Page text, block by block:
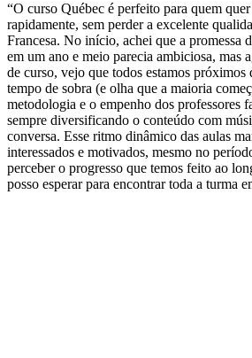
“O curso Québec é perfeito para quem
rapidamente, sem perder a excelente
Francesa. No início, achei que a promessa
em um ano e meio parecia ambiciosa, mas
de curso, vejo que todos estamos
tempo de sobra (e olha que a maioria
metodologia e o empenho dos professores
sempre diversificando o conteúdo com
conversa. Esse ritmo dinâmico das aulas
interessados e motivados, mesmo no
perceber o progresso que temos feito ao
posso esperar para encontrar toda a turma